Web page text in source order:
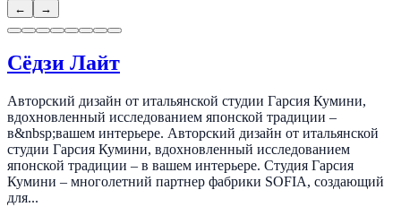
← →
Сёдзи Лайт
Авторский дизайн от итальянской студии Гарсия Кумини,
вдохновленный исследованием японской традиции –
в&nbsp;вашем интерьере. Авторский дизайн от итальянской
студии Гарсия Кумини, вдохновленный исследованием
японской традиции – в вашем интерьере. Студия Гарсия
Кумини – многолетний партнер фабрики SOFIA, создающий
для...